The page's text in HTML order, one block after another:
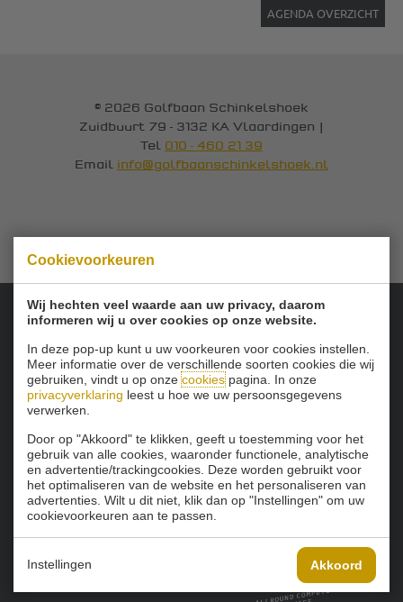
Cookievoorkeuren
Wij hechten veel waarde aan uw privacy, daarom
informeren wij u over cookies op onze website.
In deze pop-up kunt u uw voorkeuren voor cookies instellen.
Meer informatie over de verschillende soorten cookies die wij
gebruiken, vindt u op onzecookiespagina. In onze
privacyverklaring leest u hoe we uw persoonsgegevens
verwerken.
Door op "Akkoord" te klikken, geeft u toestemming voor het
gebruik van alle cookies, waaronder functionele, analytische
en advertentie/trackingcookies. Deze worden gebruikt voor
het optimaliseren van de website en het personaliseren van
advertenties. Wilt u dit niet, klik dan op "Instellingen" om uw
cookievoorkeuren aan te passen.
Instellingen Akkoord
AGENDA OVERZICHT
© 2026 Golfbaan Schinkelshoek
Zuidbuurt 79 - 3132 KA Vlaardingen |
Tel 010 - 460 21 39
Email info@golfbaanschinkelshoek.nl